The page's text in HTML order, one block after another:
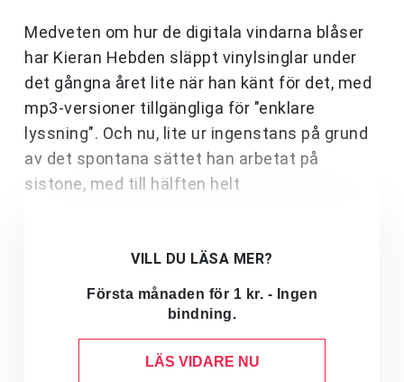
Medveten om hur de digitala vindarna blåser
har Kieran Hebden släppt vinylsinglar under
det gångna året lite när han känt för det, med
mp3-versioner tillgängliga för "enklare
lyssning". Och nu, lite ur ingenstans på grund
av det spontana sättet han arbetat på
sistone, med till hälften helt
VILL DU LÄSA MER?
Första månaden för 1 kr. - Ingen
bindning.
LÄS VIDARE NU